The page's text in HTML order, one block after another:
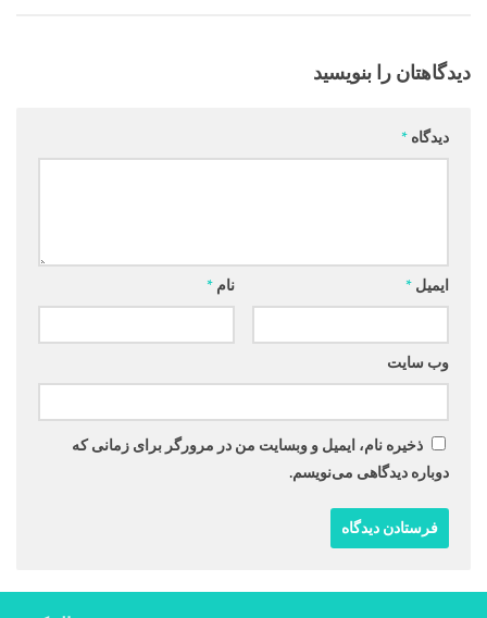
دیدگاهتان را بنویسید
دیدگاه *
نام * ایمیل *
وب‌ سایت
ذخیره نام، ایمیل و وبسایت من در مرورگر برای زمانی که
دوباره دیدگاهی می‌نویسم.